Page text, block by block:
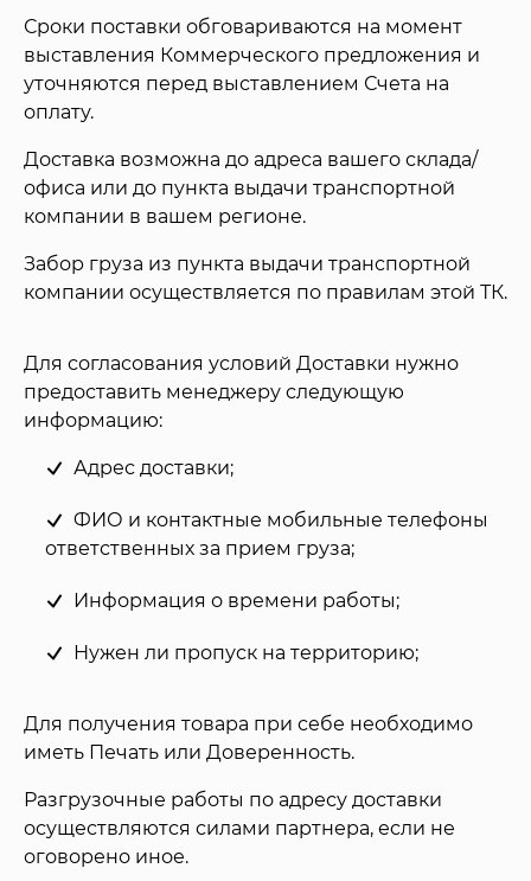
Сроки поставки обговариваются на момент
выставления Коммерческого предложения и
уточняются перед выставлением Счета на
оплату.
Доставка возможна до адреса вашего склада/
офиса или до пункта выдачи транспортной
компании в вашем регионе.
Забор груза из пункта выдачи транспортной
компании осуществляется по правилам этой ТК.
Для согласования условий Доставки нужно
предоставить менеджеру следующую
информацию:
Адрес доставки;
ФИО и контактные мобильные телефоны
ответственных за прием груза;
Информация о времени работы;
Нужен ли пропуск на территорию;
Для получения товара при себе необходимо
иметь Печать или Доверенность.
Разгрузочные работы по адресу доставки
осуществляются силами партнера, если не
оговорено иное.